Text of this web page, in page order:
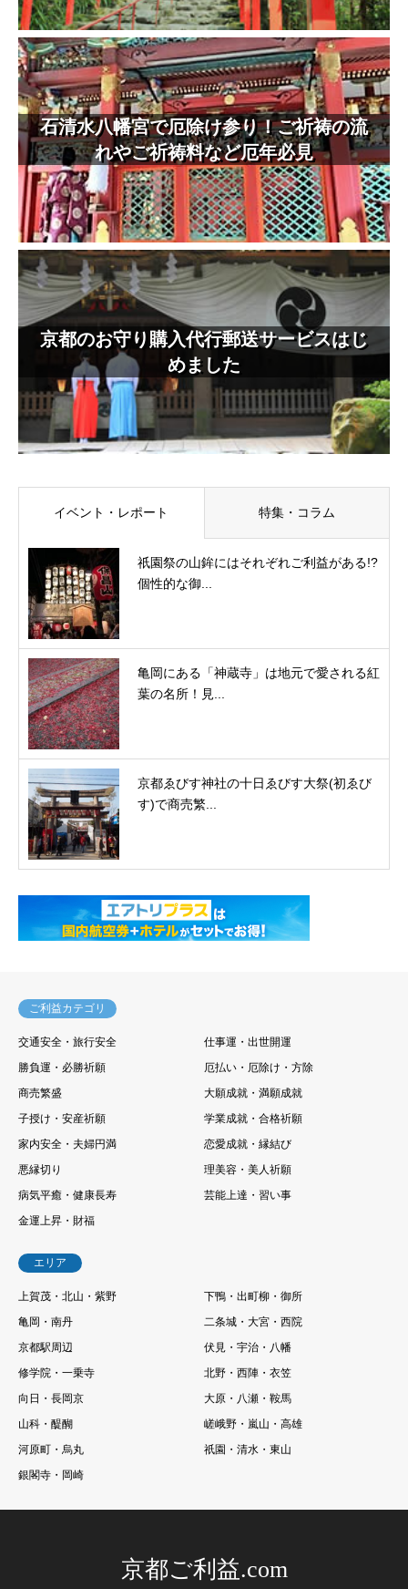
石清水八幡宮で厄除け参り！ご祈祷の流
れやご祈祷料など厄年必見
京都のお守り購入代行郵送サービスはじ
めました
イベント・レポート 特集・コラム
祇園祭の山鉾にはそれぞれご利益がある!?
個性的な御...
亀岡にある「神蔵寺」は地元で愛される紅
葉の名所！見...
京都ゑびす神社の十日ゑびす大祭(初ゑび
す)で商売繁...
ご利益カテゴリ
交通安全・旅行安全
仕事運・出世開運
勝負運・必勝祈願
厄払い・厄除け・方除
商売繁盛
大願成就・満願成就
子授け・安産祈願
学業成就・合格祈願
家内安全・夫婦円満
恋愛成就・縁結び
悪縁切り
理美容・美人祈願
病気平癒・健康長寿
芸能上達・習い事
金運上昇・財福
エリア
上賀茂・北山・紫野
下鴨・出町柳・御所
亀岡・南丹
二条城・大宮・西院
京都駅周辺
伏見・宇治・八幡
修学院・一乗寺
北野・西陣・衣笠
向日・長岡京
大原・八瀬・鞍馬
山科・醍醐
嵯峨野・嵐山・高雄
河原町・烏丸
祇園・清水・東山
銀閣寺・岡崎
京都ご利益.com